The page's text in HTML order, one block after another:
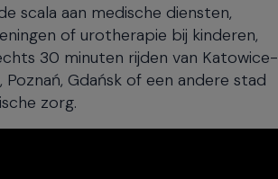
scala aan medische diensten,
of urotherapie bij kinderen,
30 minuten rijden van Katowice-
Gdańsk of een andere stad
zorg.